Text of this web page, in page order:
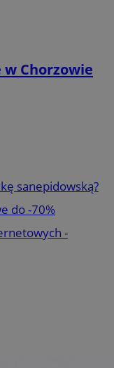
Chorzowie
sanepidowską?
do -70%
-